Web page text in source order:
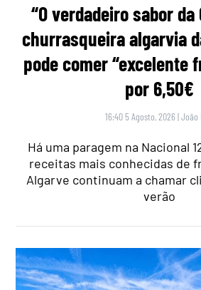
“O verdadeiro sabor
churrasqueira algarvia
pode comer “excelente
por 6,50€
16:40 5 Agosto, 2026 |João
Há uma paragem na Nacional
receitas mais conhecidas de
Algarve continuam a chamar
verão